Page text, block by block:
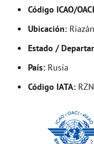
Código ICAO/
Ubicación: Riazán
Estado /
País: Rusia
Código IATA: RZN